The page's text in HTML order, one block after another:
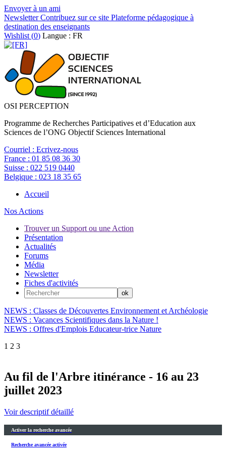
Envoyer à un ami
NewsletterContribuez sur ce site Plateforme pédagogique à
destination des enseignants
Wishlist (0) Langue : FR
OSI PERCEPTION
Programme de Recherches Participatives et d’Education aux
Sciences de l’ONG Objectif Sciences International
Courriel : Ecrivez-nous
France : 01 85 08 36 30
Suisse : 022 519 0440
Belgique : 023 18 35 65
Accueil
Nos Actions
Trouver un Support ou une Action
Présentation
Actualités
Forums
Média
Newsletter
Fiches d'activités
NEWS : Classes de Découvertes Environnement et Archéologie
NEWS : Vacances Scientifiques dans la Nature !
NEWS : Offres d'Emplois Educateur-trice Nature
1 2 3
Au fil de l'Arbre itinérance - 16 au 23
juillet 2023
Voir descriptif détaillé
Activer la recherche avancée
Recherche avancée activée